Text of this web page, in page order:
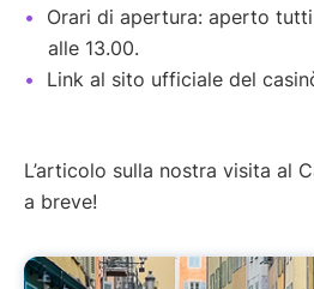
Orari di apertura: aperto
alle 13.00.
Link al sito ufficiale del
L’articolo sulla nostra visita al
a breve!